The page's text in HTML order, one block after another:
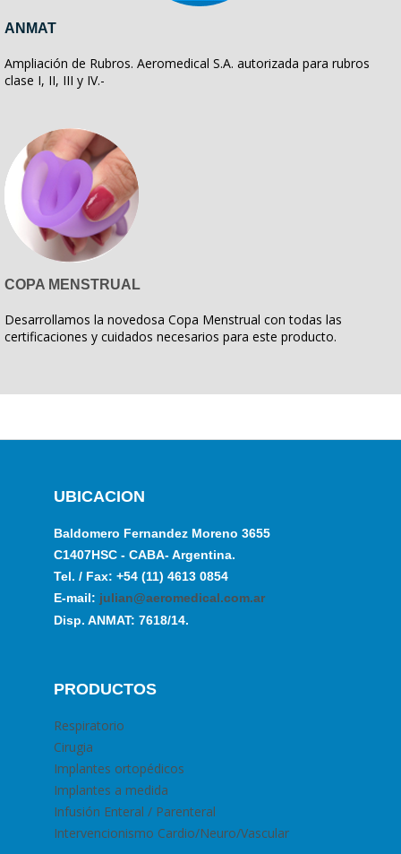
ANMAT
Ampliación de Rubros. Aeromedical S.A. autorizada para rubros
clase I, II, III y IV.-
COPA MENSTRUAL
Desarrollamos la novedosa Copa Menstrual con todas las
certificaciones y cuidados necesarios para este producto.
UBICACION
Baldomero Fernandez Moreno 3655
C1407HSC - CABA- Argentina.
Tel. / Fax: +54 (11) 4613 0854
E-mail: julian@aeromedical.com.ar
Disp. ANMAT: 7618/14.
PRODUCTOS
Respiratorio
Cirugia
Implantes ortopédicos
Implantes a medida
Infusión Enteral / Parenteral
Intervencionismo Cardio/Neuro/Vascular